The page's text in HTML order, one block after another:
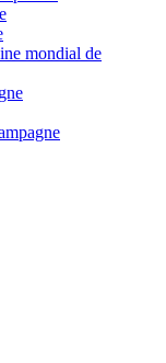
mondial de